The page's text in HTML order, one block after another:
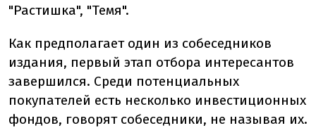
"Растишка", "Темя".
Как предполагает один из собеседников
издания, первый этап отбора интересантов
завершился. Среди потенциальных
покупателей есть несколько инвестиционных
фондов, говорят собеседники, не называя их.